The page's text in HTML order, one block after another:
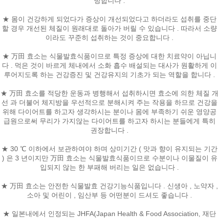
★ 몸이 건강하게 되었다가 증상이 개선되었다고 하더라도 섭취를 중단
할 경우 개선된 체질이 원래대로 돌아가 버릴 수 있습니다 . 따라서 소량
이라도 꾸준히 섭취하는 것이 중요합니다 .
★ 万田 효소는 식물발효식품이므로 특정 증상에 대한 치료약이 아닙니
다 . 먹은 것이 바르게 체내에서 소화 흡수 배설되는 대사가 원활하게 이
루어지도록 하는 건강증진 및 건강유지의 기초가 되는 역할을 합니다 .
★ 万田 효소를 적당한 운동과 병행해서 섭취하시면 효소에 의한 체질 개
선 과 더불어 체지방을 우선적으로 분해시켜 주는 작용을 하므로 건강을
위해 다이어트를 하고자 생각하시는 분이나 몸에 부족하기 쉬운 영양공
급원으로써 무리가 가지않는 다이어트를 하고자 하시는 분들에게 특히
권장합니다 .
★ 30 ℃ 이하에서 보관하여야 하며 상미기간 ( 맛과 향이 유지되는 기간
) 은 3 년이지만 万田 효소는 식물발효식품이므로 수분이나 이물질이 유
입되지 않는 한 부패해 버리는 일은 없습니다 .
★ 万田 효소는 안전한 식물발효 건강기능식품입니다 . 신생아 , 노약자 ,
소아 및 어린이 , 임산부 등 어떤분이 드셔도 좋습니다 .
★ 일본내에서 인정되는 JHFA(Japan Health & Food Association, 재단